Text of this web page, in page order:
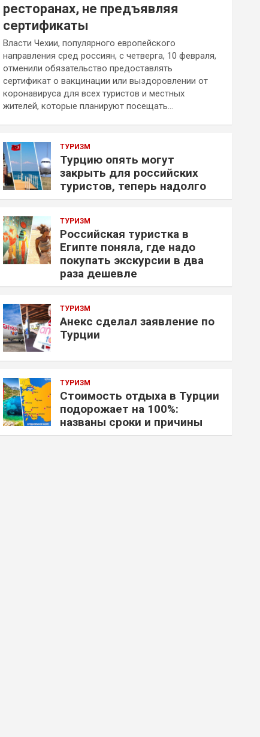
ресторанах, не предъявляя
сертификаты
Власти Чехии, популярного европейского
направления сред россиян, с четверга, 10 февраля,
отменили обязательство предоставлять
сертификат о вакцинации или выздоровлении от
коронавируса для всех туристов и местных
жителей, которые планируют посещать…
ТУРИЗМ
Турцию опять могут
закрыть для российских
туристов, теперь надолго
ТУРИЗМ
Российская туристка в
Египте поняла, где надо
покупать экскурсии в два
раза дешевле
ТУРИЗМ
Анекс сделал заявление по
Турции
ТУРИЗМ
Стоимость отдыха в Турции
подорожает на 100%:
названы сроки и причины